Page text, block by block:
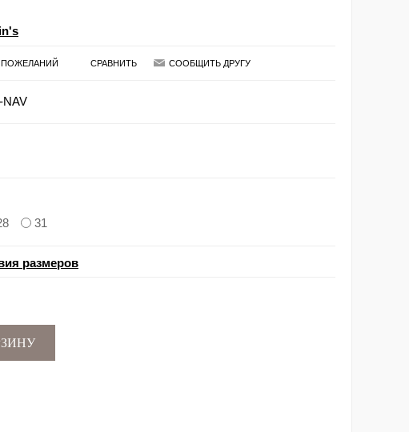
ПОЖЕЛАНИЙ СРАВНИТЬ СООБЩИТЬ ДРУГУ
NAV
31
размеров